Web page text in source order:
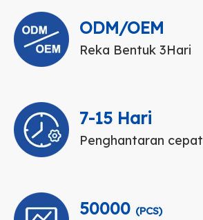
ODM/OEM
Reka Bentuk 3Hari
7-15 Hari
Penghantaran cepat
50000 (PCS)